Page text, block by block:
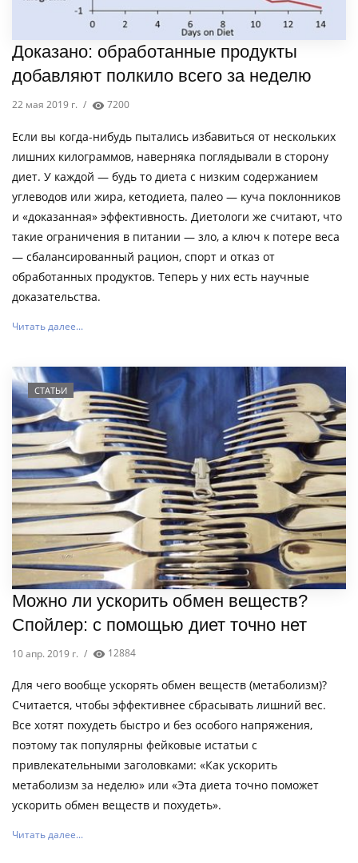
Доказано: обработанные продукты
добавляют полкило всего за неделю
22 мая 2019 г. / 7200
Если вы когда-нибудь пытались избавиться от нескольких
лишних килограммов, наверняка поглядывали в сторону
диет. У каждой — будь то диета с низким содержанием
углеводов или жира, кетодиета, палео — куча поклонников
и «доказанная» эффективность. Диетологи же считают, что
такие ограничения в питании — зло, а ключ к потере веса
— сбалансированный рацион, спорт и отказ от
обработанных продуктов. Теперь у них есть научные
доказательства.
Читать далее...
СТАТЬИ
Можно ли ускорить обмен веществ?
Спойлер: с помощью диет точно нет
10 апр. 2019 г. / 12884
Для чего вообще ускорять обмен веществ (метаболизм)?
Считается, чтобы эффективнее сбрасывать лишний вес.
Все хотят похудеть быстро и без особого напряжения,
поэтому так популярны фейковые истатьи с
привлекательными заголовками: «Как ускорить
метаболизм за неделю» или «Эта диета точно поможет
ускорить обмен веществ и похудеть».
Читать далее...